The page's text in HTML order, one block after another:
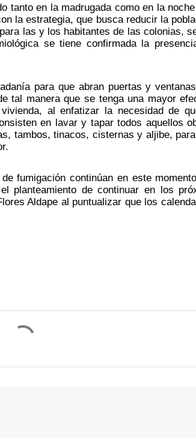
tanto en la madrugada como en la
la estrategia, que busca reducir la
las y los habitantes de las colonias,
se tiene confirmada la
para que abran puertas y
tal manera que se tenga una mayor
al enfatizar la necesidad de
en lavar y tapar todos aquellos
tambos, tinacos, cisternas y aljibe,
fumigación continúan en este
planteamiento de continuar en los
Aldape al puntualizar que los